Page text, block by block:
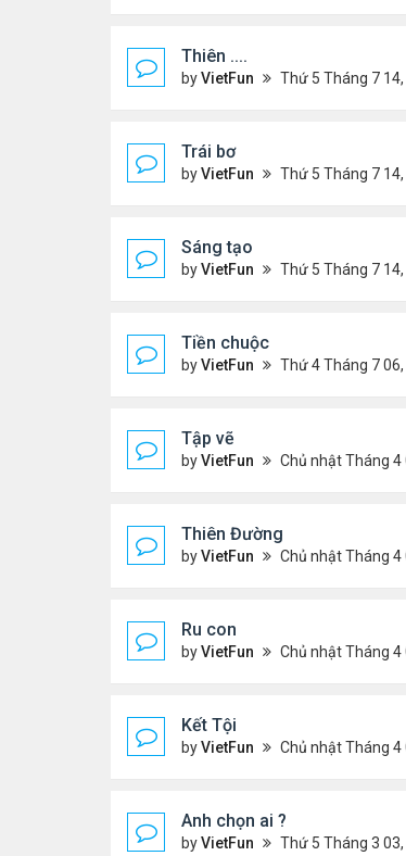
Thiên ....
byVietFun Thứ 5 Tháng 7 14, 2022
Trái bơ
byVietFun Thứ 5 Tháng 7 14, 2022
Sáng tạo
byVietFun Thứ 5 Tháng 7 14, 2022
Tiền chuộc
byVietFun Thứ 4 Tháng 7 06, 2022
Tập vẽ
byVietFun Chủ nhật Tháng 4 03, 2022
Thiên Đường
byVietFun Chủ nhật Tháng 4 03, 2022
Ru con
byVietFun Chủ nhật Tháng 4 03, 2022
Kết Tội
byVietFun Chủ nhật Tháng 4 03, 2022
Anh chọn ai ?
byVietFun Thứ 5 Tháng 3 03, 2022